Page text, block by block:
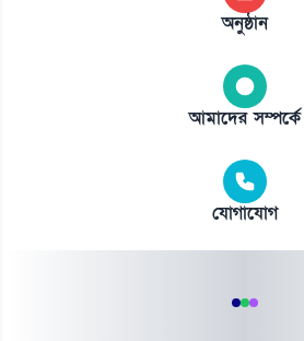
অনুষ্ঠান
আমাদের সম্পর্কে
যোগাযোগ